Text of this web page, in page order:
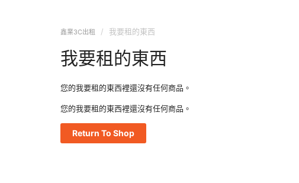
鑫業3C出租 我要租的東西
我要租的東西
您的我要租的東西裡還沒有任何商品。
您的我要租的東西裡還沒有任何商品。
Return To Shop